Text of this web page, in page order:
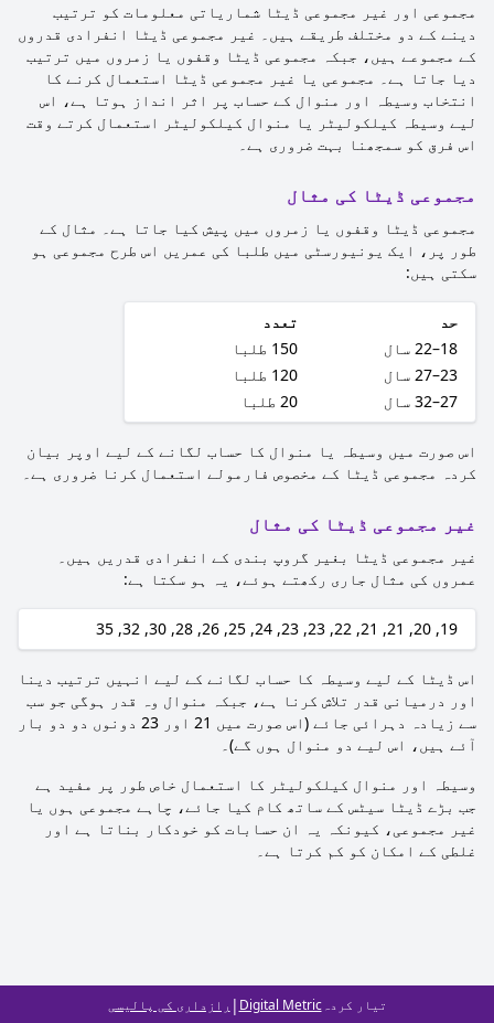
مجموعی اور غیر مجموعی ڈیٹا شماریاتی معلومات کو ترتیب
دینے کے دو مختلف طریقے ہیں۔ غیر مجموعی ڈیٹا انفرادی قدروں
کے مجموعے ہیں، جبکہ مجموعی ڈیٹا وقفوں یا زمروں میں ترتیب
دیا جاتا ہے۔ مجموعی یا غیر مجموعی ڈیٹا استعمال کرنے کا
انتخاب وسیطہ اور منوال کے حساب پر اثر انداز ہوتا ہے، اس
لیے وسیطہ کیلکولیٹر یا منوال کیلکولیٹر استعمال کرتے وقت
اس فرق کو سمجھنا بہت ضروری ہے۔
مجموعی ڈیٹا کی مثال
مجموعی ڈیٹا وقفوں یا زمروں میں پیش کیا جاتا ہے۔ مثال کے
طور پر، ایک یونیورسٹی میں طلبا کی عمریں اس طرح مجموعی ہو
سکتی ہیں:
حد
تعدد
18–22 سال
150 طلبا
23–27 سال
120 طلبا
27–32 سال
20 طلبا
اس صورت میں وسیطہ یا منوال کا حساب لگانے کے لیے اوپر بیان
کردہ مجموعی ڈیٹا کے مخصوص فارمولے استعمال کرنا ضروری ہے۔
غیر مجموعی ڈیٹا کی مثال
غیر مجموعی ڈیٹا بغیر گروپ بندی کے انفرادی قدریں ہیں۔
عمروں کی مثال جاری رکھتے ہوئے، یہ ہو سکتا ہے:
19, 20, 21, 21, 22, 23, 23, 24, 25, 26, 28, 30, 32, 35
اس ڈیٹا کے لیے وسیطہ کا حساب لگانے کے لیے انہیں ترتیب دینا
اور درمیانی قدر تلاش کرنا ہے، جبکہ منوال وہ قدر ہوگی جو سب
سے زیادہ دہرائی جائے (اس صورت میں 21 اور 23 دونوں دو دو بار
آئے ہیں، اس لیے دو منوال ہوں گے)۔
وسیطہ اور منوال کیلکولیٹر کا استعمال خاص طور پر مفید ہے
جب بڑے ڈیٹا سیٹس کے ساتھ کام کیا جائے، چاہے مجموعی ہوں یا
غیر مجموعی، کیونکہ یہ ان حسابات کو خودکار بناتا ہے اور
غلطی کے امکان کو کم کرتا ہے۔
تیار کردہDigital Metric
| رازداری کی پالیسی